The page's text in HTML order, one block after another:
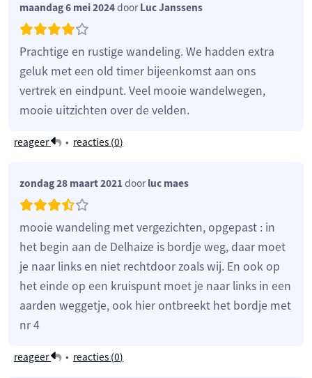
maandag 6 mei 2024doorLuc Janssens
Prachtige en rustige wandeling. We hadden extra
geluk met een old timer bijeenkomst aan ons
vertrek en eindpunt. Veel mooie wandelwegen,
mooie uitzichten over de velden.
reageer • reacties (0)
zondag 28 maart 2021doorluc maes
mooie wandeling met vergezichten, opgepast : in
het begin aan de Delhaize is bordje weg, daar moet
je naar links en niet rechtdoor zoals wij. En ook op
het einde op een kruispunt moet je naar links in een
aarden weggetje, ook hier ontbreekt het bordje met
nr 4
reageer • reacties (0)